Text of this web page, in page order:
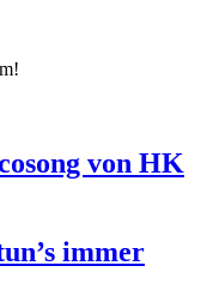
von HK
immer